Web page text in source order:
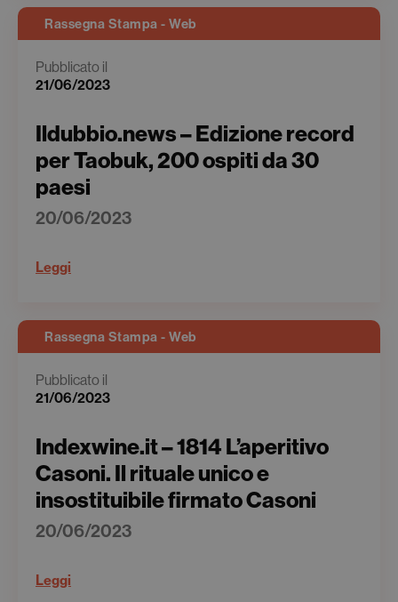
Rassegna Stampa - Web
Pubblicato il
21/06/2023
Ildubbio.news – Edizione record
per Taobuk, 200 ospiti da 30
paesi
20/06/2023
Leggi
Rassegna Stampa - Web
Pubblicato il
21/06/2023
Indexwine.it – 1814 L’aperitivo
Casoni. Il rituale unico e
insostituibile firmato Casoni
20/06/2023
Leggi